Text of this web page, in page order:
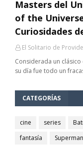
Masters del
of the
Curiosidades
El Solitario de
Considerada un
su día fue todo un
CATEGORÍAS
cine series
fantasía
Superman